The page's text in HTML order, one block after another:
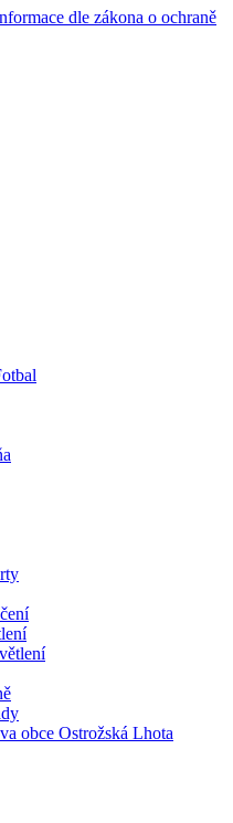
dle zákona o ochraně
obce Ostrožská Lhota